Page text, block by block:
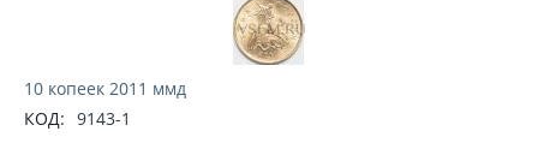
10 копеек 2011 ммд
КОД: 9143-1